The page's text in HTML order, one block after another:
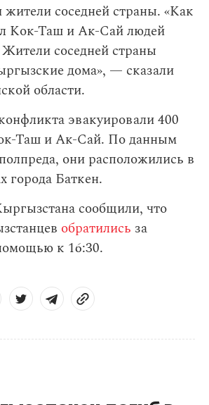
соседней страны. «Как
Кок-Таш и Ак-Сай людей
соседней страны
дома», — сказали
области.
эвакуировали 400
Таш и Ак-Сай. По данным
они расположились в
города Баткен.
сообщили, что
обратились за
к 16:30.